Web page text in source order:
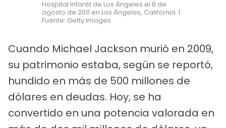
Hospital Infantil de Los Ángeles el 8 de
agosto de 2011 en Los Ángeles, California. |
Fuente: Getty Images
Cuando Michael Jackson murió en 2009,
su patrimonio estaba, según se reportó,
hundido en más de 500 millones de
dólares en deudas. Hoy, se ha
convertido en una potencia valorada en